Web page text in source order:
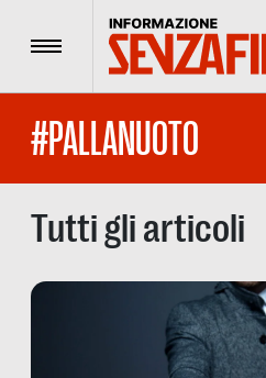
Menu
#PALLANUOTO
Tutti gli articoli